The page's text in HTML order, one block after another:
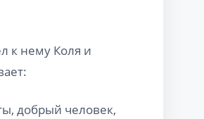
к нему Коля и
добрый человек,